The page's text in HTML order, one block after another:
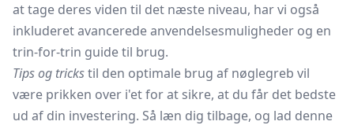
at tage deres viden til det næste niveau, har vi også
inkluderet avancerede anvendelsesmuligheder og en
trin-for-trin guide til brug.
Tips og trickstil den optimale brug af nøglegreb vil
være prikken over i'et for at sikre, at du får det bedste
ud af din investering. Så læn dig tilbage, og lad denne